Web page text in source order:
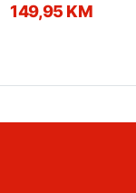
149,95 KM